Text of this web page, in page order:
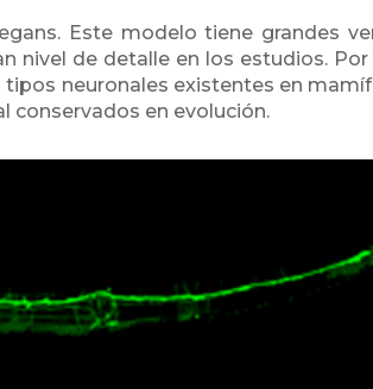
Este modelo tiene grandes
nivel de detalle en los estudios.
neuronales existentes en
conservados en evolución.